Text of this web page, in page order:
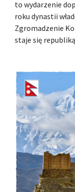
to wydarzenie
roku dynastii
Zgromadzenie
staje się